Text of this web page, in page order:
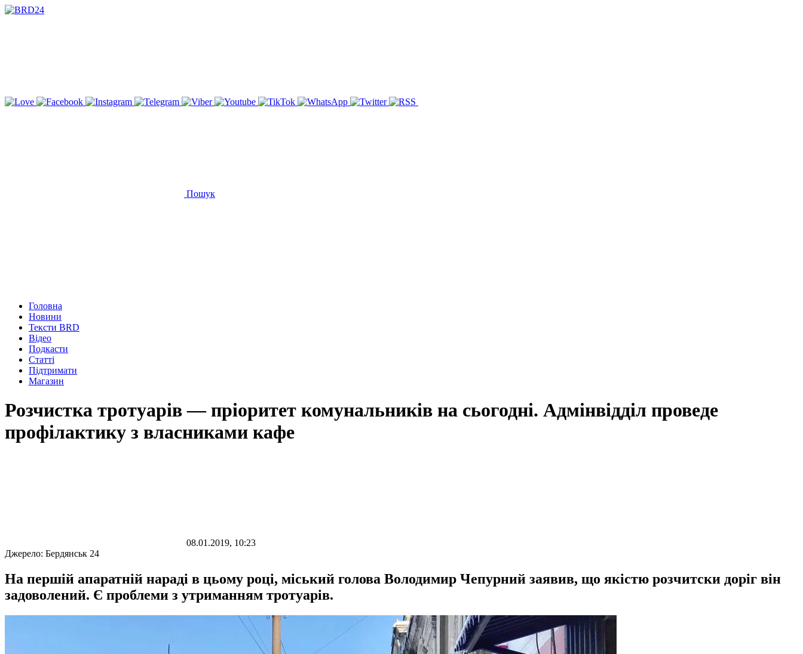
Пошук
Головна
Новини
Тексти BRD
Відео
Подкасти
Статті
Підтримати
Магазин
Розчистка тротуарів — пріоритет комунальників на сьогодні. Адмінвідділ проведе
профілактику з власниками кафе
08.01.2019, 10:23
Джерело: Бердянськ 24
На першій апаратній нараді в цьому році, міський голова Володимир Чепурний заявив, що якістю розчитски доріг він
задоволений. Є проблеми з утриманням тротуарів.